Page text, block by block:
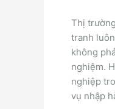
Thị
tranh
không
nghiệm.
nghiệp
vụ nhập